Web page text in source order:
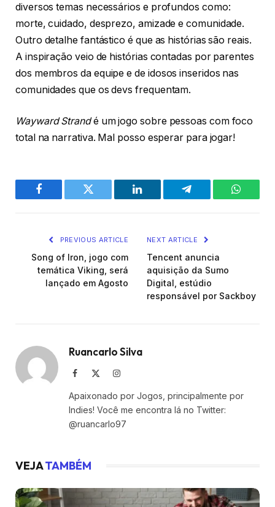
diversos temas necessários e profundos como:
morte, cuidado, desprezo, amizade e comunidade.
Outro detalhe fantástico é que as histórias são reais.
A inspiração veio de histórias contadas por parentes
dos membros da equipe e de idosos inseridos nas
comunidades que os devs frequentam.
Wayward Strandé um jogo sobre pessoas com foco
total na narrativa. Mal posso esperar para jogar!
Facebook Twitter LinkedIn Telegram
PREVIOUS ARTICLE
Song of Iron, jogo com
temática Viking, será
lançado em Agosto
NEXT ARTICLE
Tencent anuncia
aquisição da Sumo
Digital, estúdio
responsável por Sackboy
Ruancarlo Silva
Facebook Instagram
Apaixonado por Jogos, principalmente por
Indies! Você me encontra lá no Twitter:
@ruancarlo97
VEJATAMBÉM